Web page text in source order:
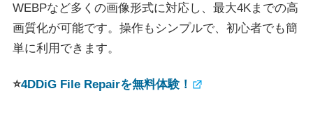
WEBPなど多くの画像形式に対応し、最大4Kまでの高
画質化が可能です。操作もシンプルで、初心者でも簡
単に利用できます。
⭐4DDiG File Repairを無料体験！